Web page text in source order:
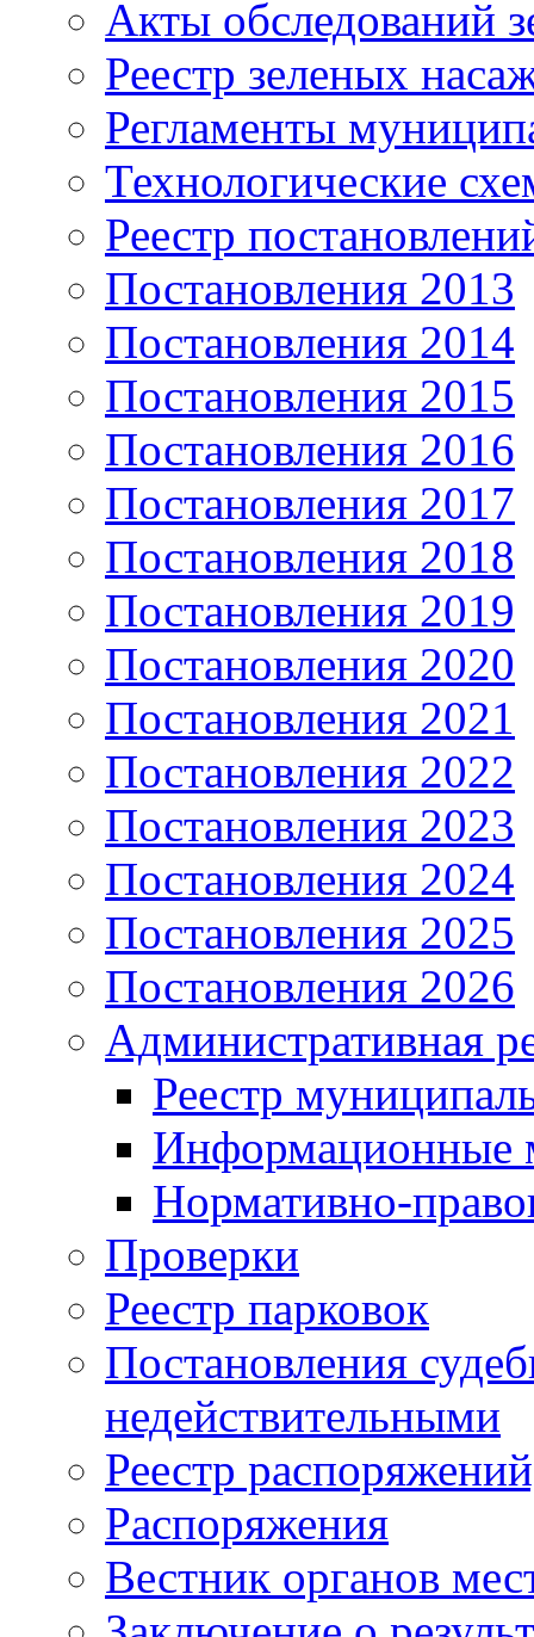
Акты обследований
Реестр зеленых
Регламенты
Технологические
Реестр
Постановления 2013
Постановления 2014
Постановления 2015
Постановления 2016
Постановления 2017
Постановления 2018
Постановления 2019
Постановления 2020
Постановления 2021
Постановления 2022
Постановления 2023
Постановления 2024
Постановления 2025
Постановления 2026
Административная
Реестр
Информационные
Нормативно-
Проверки
Реестр парковок
Постановления
недействительными
Реестр
Распоряжения
Вестник органов